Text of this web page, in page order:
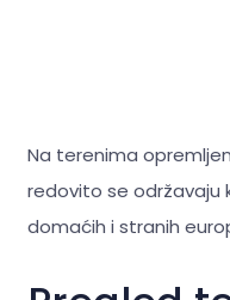
Na terenima
redovito se održavaju
domaćih i stranih